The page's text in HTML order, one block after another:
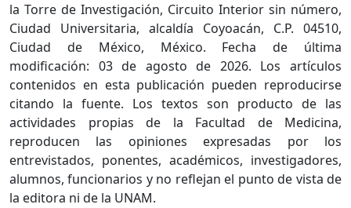
la Torre de Investigación, Circuito Interior sin número,
Ciudad Universitaria, alcaldía Coyoacán, C.P. 04510,
Ciudad de México, México. Fecha de última
modificación: 03 de agosto de 2026. Los artículos
contenidos en esta publicación pueden reproducirse
citando la fuente. Los textos son producto de las
actividades propias de la Facultad de Medicina,
reproducen las opiniones expresadas por los
entrevistados, ponentes, académicos, investigadores,
alumnos, funcionarios y no reflejan el punto de vista de
la editora ni de la UNAM.